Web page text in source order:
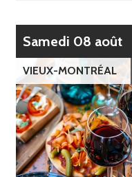
samedi 08 août
VIEUX-MONTRÉAL